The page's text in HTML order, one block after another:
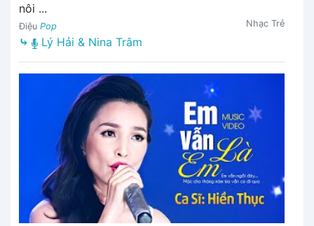
nôi ...
Điệu Pop Nhạc Trẻ
⤷ Lý Hải & Nina Trâm